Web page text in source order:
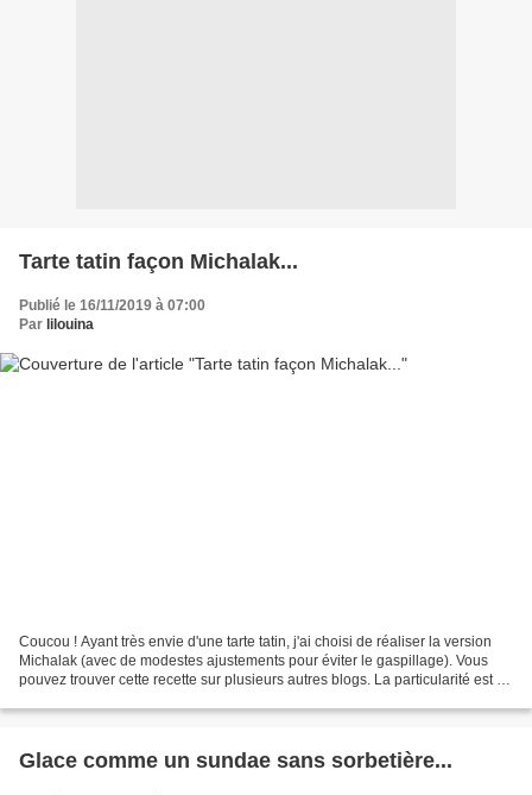
Tarte tatin façon Michalak...
Publié le 16/11/2019 à 07:00
Par lilouina
Coucou ! Ayant très envie d'une tarte tatin, j'ai choisi de réaliser la version
Michalak (avec de modestes ajustements pour éviter le gaspillage). Vous
pouvez trouver cette recette sur plusieurs autres blogs. La particularité est de
Glace comme un sundae sans sorbetière...